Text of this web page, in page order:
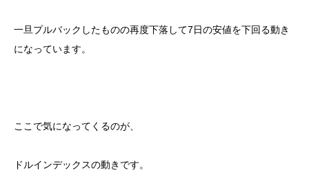
一旦プルバックしたものの再度下落して7日の安値を下回る動き
になっています。
ここで気になってくるのが、
ドルインデックスの動きです。